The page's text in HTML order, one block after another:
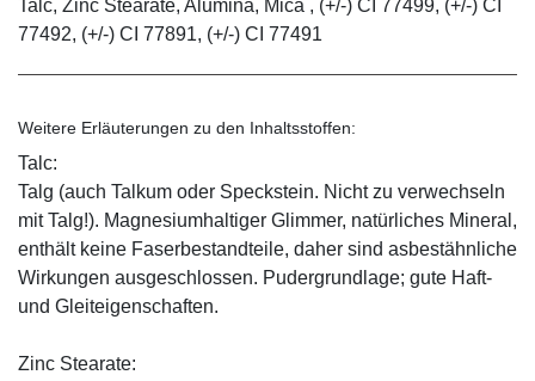
Talc, Zinc Stearate, Alumina, Mica , (+/-) CI 77499, (+/-) CI
77492, (+/-) CI 77891, (+/-) CI 77491
Weitere Erläuterungen zu den Inhaltsstoffen:
Talc:
Talg (auch Talkum oder Speckstein. Nicht zu verwechseln
mit Talg!). Magnesiumhaltiger Glimmer, natürliches Mineral,
enthält keine Faserbestandteile, daher sind asbestähnliche
Wirkungen ausgeschlossen. Pudergrundlage; gute Haft-
und Gleiteigenschaften.
Zinc Stearate: